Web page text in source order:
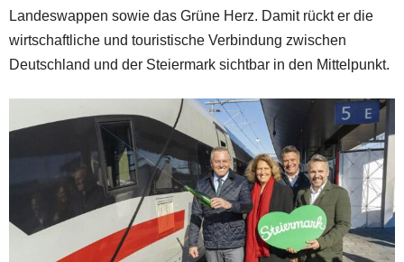
Landeswappen sowie das Grüne Herz. Damit rückt er die
wirtschaftliche und touristische Verbindung zwischen
Deutschland und der Steiermark sichtbar in den Mittelpunkt.